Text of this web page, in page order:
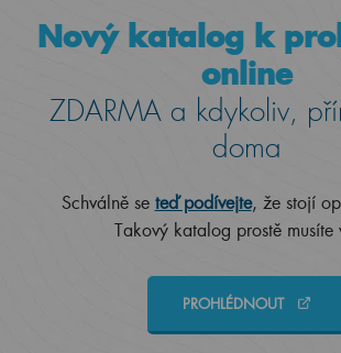
Nový katalog k
online
ZDARMA a kdykoliv,
doma
Schválně se teď podívejte, že stojí
Takový katalog prostě musíte
PROHLÉDNOUT